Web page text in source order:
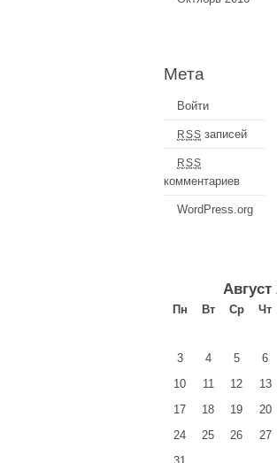
Мета
Войти
RSS записей
RSS
комментариев
WordPress.org
Август
Пн Вт Ср Чт
3 4 5
6
10
11 12
13
17
18 19
20
24
25 26
27